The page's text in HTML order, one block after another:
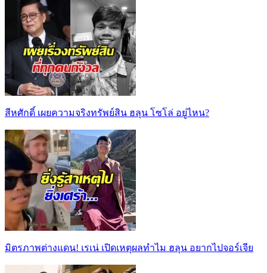
สีหศักดิ์ เผยความจริงทรัพย์สิน ฮลุน โซโล่ อยู่ไหน?
มิตรภาพต่างแดน! เรเน่ เปิดเหตุผลทำไม ฮลุน อยากไปจอร์เจีย